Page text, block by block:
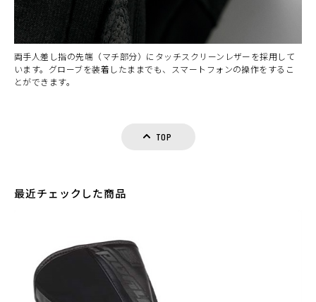
両手人差し指の先端（マチ部分）にタッチスクリーンレザーを採用して
います。グローブを装着したままでも、スマートフォンの操作をするこ
とができます。
TOP
最近チェックした商品